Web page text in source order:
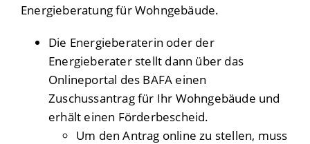
Energieberatung für Wohngebäude.
Die Energieberaterin oder der
Energieberater stellt dann über das
Onlineportal des BAFA einen
Zuschussantrag für Ihr Wohngebäude und
erhält einen Förderbescheid.
Um den Antrag online zu stellen, muss